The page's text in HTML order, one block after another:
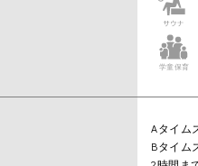
Aタイム
Bタイム